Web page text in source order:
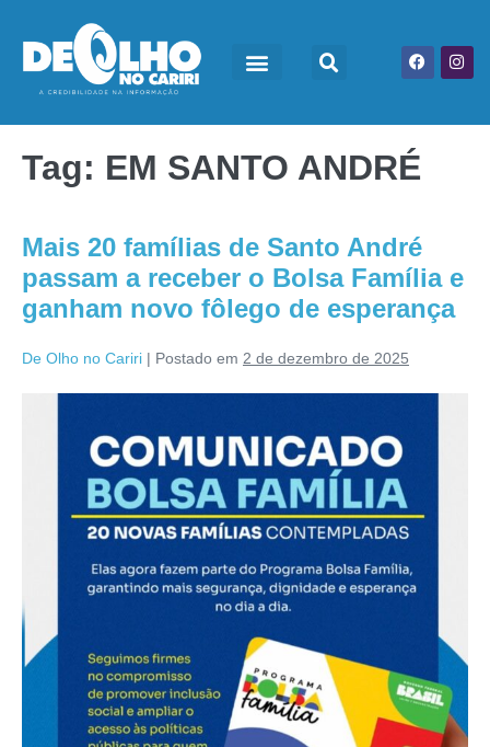
Tag: EM SANTO ANDRÉ
Mais 20 famílias de Santo André
passam a receber o Bolsa Família e
ganham novo fôlego de esperança
De Olho no Cariri | Postado em 2 de dezembro de 2025